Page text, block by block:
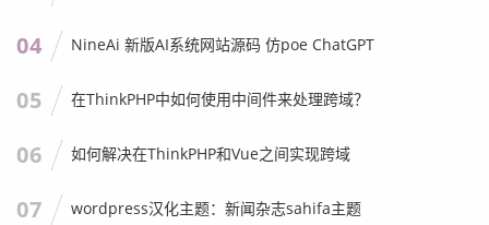
04 NineAi 新版AI系统网站源码 仿poe ChatGPT
05 在ThinkPHP中如何使用中间件来处理跨域？
06 如何解决在ThinkPHP和Vue之间实现跨域
07 wordpress汉化主题：新闻杂志sahifa主题